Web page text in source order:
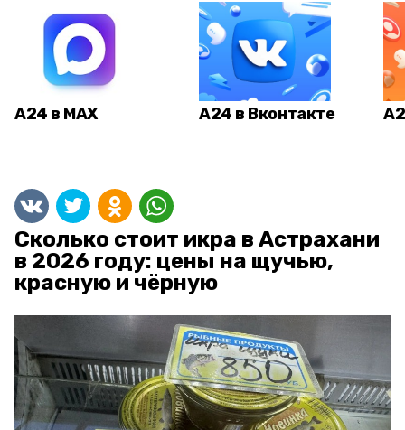
А24 в MAX А24 в Вконтакте
Сколько стоит икра в Астрахани
в 2026 году: цены на щучью,
красную и чёрную